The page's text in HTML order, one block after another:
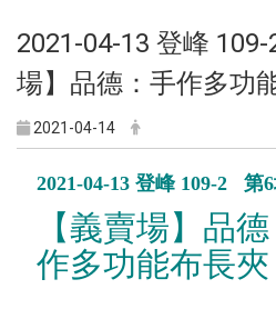
2021-04-13 登峰
場】品德：手作多功
2021-04-14
2021-04-13 登峰 109-2 第
【義賣場】品
作多功能布長夾